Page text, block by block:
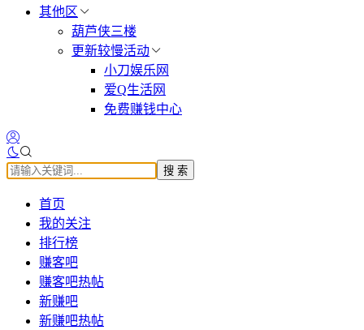
其他区
葫芦侠三楼
更新较慢活动
小刀娱乐网
爱Q生活网
免费赚钱中心
搜 索
首页
我的关注
排行榜
赚客吧
赚客吧热帖
新赚吧
新赚吧热帖